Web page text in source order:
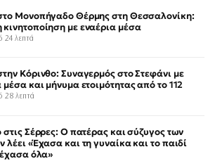
Μονοπήγαδο Θέρμης στη Θεσσαλονίκη:
με εναέρια μέσα
24 λεπτά
Κόρινθο: Συναγερμός στο Στεφάνι με
μέσα και μήνυμα ετοιμότητας από το 112
28 λεπτά
στις Σέρρες: Ο πατέρας και σύζυγος των
λέει «Έχασα και τη γυναίκα και το παιδί
όλα»